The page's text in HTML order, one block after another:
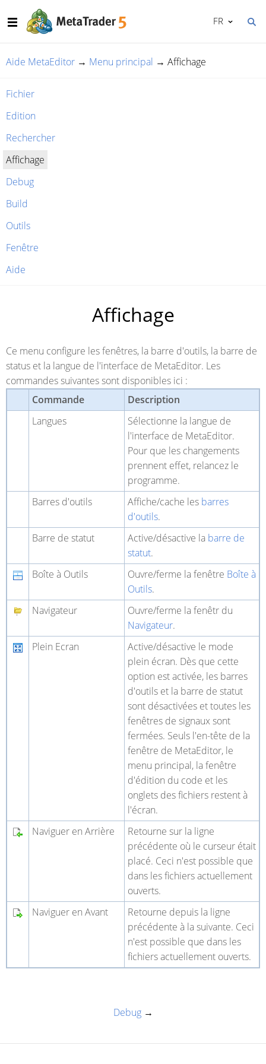
FR
Aide MetaEditor → Menu principal → Affichage
Fichier
Edition
Rechercher
Affichage
Debug
Build
Outils
Fenêtre
Aide
Affichage
Ce menu configure les fenêtres, la barre d'outils, la barre de
status et la langue de l'interface de MetaEditor. Les
commandes suivantes sont disponibles ici :
Commande
Description
Langues
Sélectionne la langue de
l'interface de MetaEditor.
Pour que les changements
prennent effet, relancez le
programme.
Barres d'outils
Affiche/cache les barres
d'outils.
Barre de statut
Active/désactive la barre de
statut.
Boîte à Outils
Ouvre/ferme la fenêtre Boîte à
Outils.
Navigateur
Ouvre/ferme la fenêtr du
Navigateur.
Plein Ecran
Active/désactive le mode
plein écran. Dès que cette
option est activée, les barres
d'outils et la barre de statut
sont désactivées et toutes les
fenêtres de signaux sont
fermées. Seuls l'en-tête de la
fenêtre de MetaEditor, le
menu principal, la fenêtre
d'édition du code et les
onglets des fichiers restent à
l'écran.
Naviguer en Arrière
Retourne sur la ligne
précédente où le curseur était
placé. Ceci n'est possible que
dans les fichiers actuellement
ouverts.
Naviguer en Avant
Retourne depuis la ligne
précédente à la suivante. Ceci
n'est possible que dans les
fichiers actuellement ouverts.
Debug →